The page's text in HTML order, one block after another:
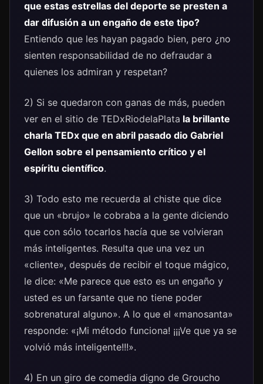
que estas estrellas del deporte se presten a
dar difusión a un engaño de este tipo?
Entiendo que les hayan pagado bien, pero ¿no
sienten responsabilidad de no defraudar a
quienes los admiran y respetan?
2) Si se quedaron con ganas de más, pueden
ver en el sitio de TEDxRiodelaPlata la brillante
charla TEDx que en abril pasado dio Gabriel
Gellon sobre el pensamiento crítico y el
espíritu científico.
3) Todo esto me recuerda al chiste que dice
que un «brujo» le cobraba a la gente diciendo
que con sólo tocarlos hacía que se volvieran
más inteligentes. Resulta que una vez un
«cliente», después de recibir el toque mágico,
le dice: «Me parece que esto es un engaño y
usted es un farsante que no tiene poder
sobrenatural alguno». A lo que el «manosanta»
responde: «¡Mi método funciona! ¡¡¡Ve que ya se
volvió más inteligente!!!».
4) En un giro de comedia digno de Groucho